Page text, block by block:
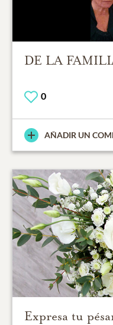
DE LA
0
AÑADIR UN
Expresa tu